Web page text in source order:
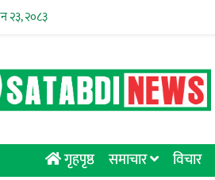
२३, २०८३
गृहपृष्ठ समाचार विचार